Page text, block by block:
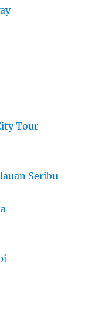
Tour
Seribu